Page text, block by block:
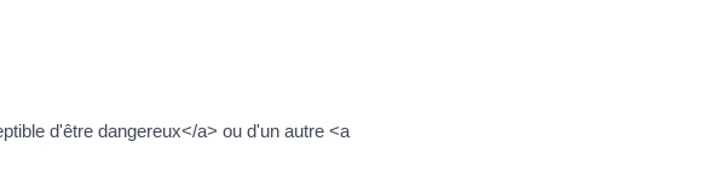
d'être dangereux</a> ou d'un autre <a